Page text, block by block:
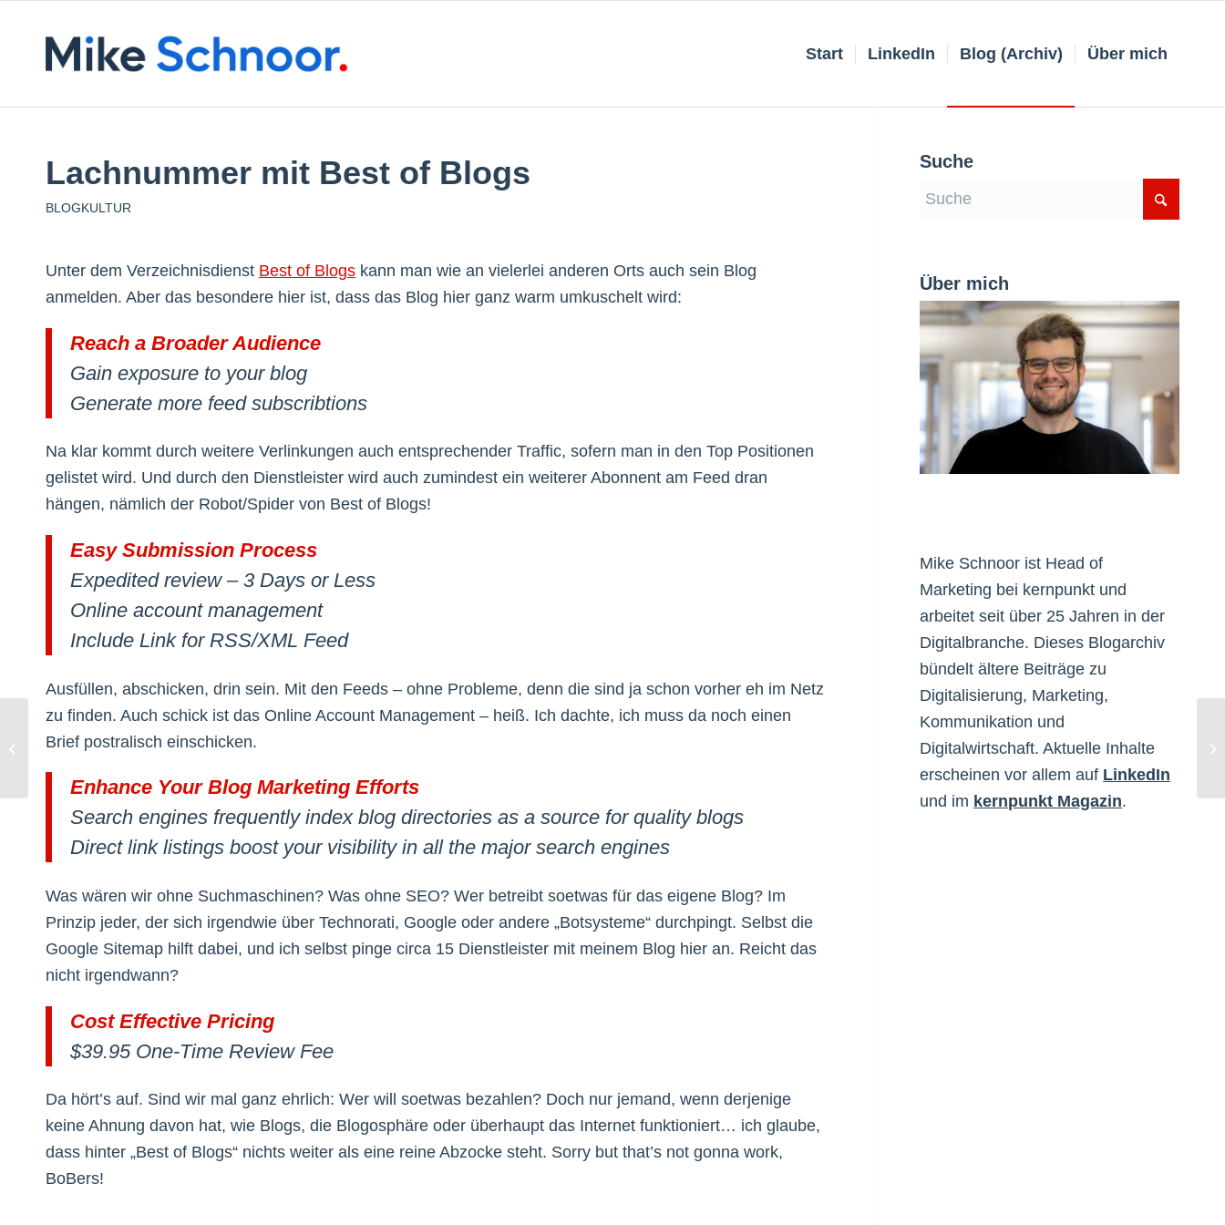
Start LinkedIn Blog (Archiv) Über mich
Lachnummer mit Best of Blogs
BLOGKULTUR
Unter dem Verzeichnisdienst Best of Blogs kann man wie an vielerlei anderen Orts auch sein Blog
anmelden. Aber das besondere hier ist, dass das Blog hier ganz warm umkuschelt wird:
Reach a Broader Audience
Gain exposure to your blog
Generate more feed subscribtions
Na klar kommt durch weitere Verlinkungen auch entsprechender Traffic, sofern man in den Top Positionen
gelistet wird. Und durch den Dienstleister wird auch zumindest ein weiterer Abonnent am Feed dran
hängen, nämlich der Robot/Spider von Best of Blogs!
Easy Submission Process
Expedited review – 3 Days or Less
Online account management
Include Link for RSS/XML Feed
Ausfüllen, abschicken, drin sein. Mit den Feeds – ohne Probleme, denn die sind ja schon vorher eh im Netz
zu finden. Auch schick ist das Online Account Management – heiß. Ich dachte, ich muss da noch einen
Brief postralisch einschicken.
Enhance Your Blog Marketing Efforts
Search engines frequently index blog directories as a source for quality blogs
Direct link listings boost your visibility in all the major search engines
Was wären wir ohne Suchmaschinen? Was ohne SEO? Wer betreibt soetwas für das eigene Blog? Im
Prinzip jeder, der sich irgendwie über Technorati, Google oder andere „Botsysteme“ durchpingt. Selbst die
Google Sitemap hilft dabei, und ich selbst pinge circa 15 Dienstleister mit meinem Blog hier an. Reicht das
nicht irgendwann?
Cost Effective Pricing
$39.95 One-Time Review Fee
Da hört’s auf. Sind wir mal ganz ehrlich: Wer will soetwas bezahlen? Doch nur jemand, wenn derjenige
keine Ahnung davon hat, wie Blogs, die Blogosphäre oder überhaupt das Internet funktioniert… ich glaube,
dass hinter „Best of Blogs“ nichts weiter als eine reine Abzocke steht. Sorry but that’s not gonna work,
BoBers!
Suche
Über mich
Mike Schnoor ist Head of
Marketing bei kernpunkt und
arbeitet seit über 25 Jahren in der
Digitalbranche. Dieses Blogarchiv
bündelt ältere Beiträge zu
Digitalisierung, Marketing,
Kommunikation und
Digitalwirtschaft. Aktuelle Inhalte
erscheinen vor allem auf LinkedIn
und im kernpunkt Magazin.
Steve Rubel’s Fall